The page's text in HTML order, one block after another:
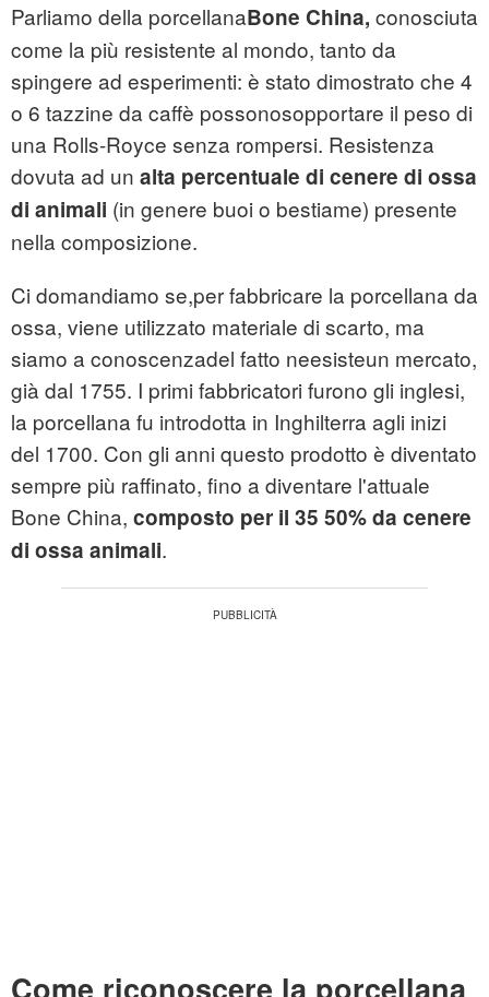
Parliamo della porcellanaBone China, conosciuta
come la più resistente al mondo, tanto da
spingere ad esperimenti: è stato dimostrato che 4
o 6 tazzine da caffè possonosopportare il peso di
una Rolls-Royce senza rompersi. Resistenza
dovuta ad un alta percentuale di cenere di ossa
di animali (in genere buoi o bestiame) presente
nella composizione.
Ci domandiamo se,per fabbricare la porcellana da
ossa, viene utilizzato materiale di scarto, ma
siamo a conoscenzadel fatto neesisteun mercato,
già dal 1755. I primi fabbricatori furono gli inglesi,
la porcellana fu introdotta in Inghilterra agli inizi
del 1700. Con gli anni questo prodotto è diventato
sempre più raffinato, fino a diventare l'attuale
Bone China, composto per il 35 50% da cenere
di ossa animali.
Come riconoscere la porcellana